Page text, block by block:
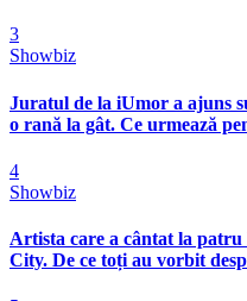
3
Showbiz
Juratul de la iUmor a ajuns
o rană la gât. Ce urmează
4
Showbiz
Artista care a cântat la
City. De ce toți au vorbit